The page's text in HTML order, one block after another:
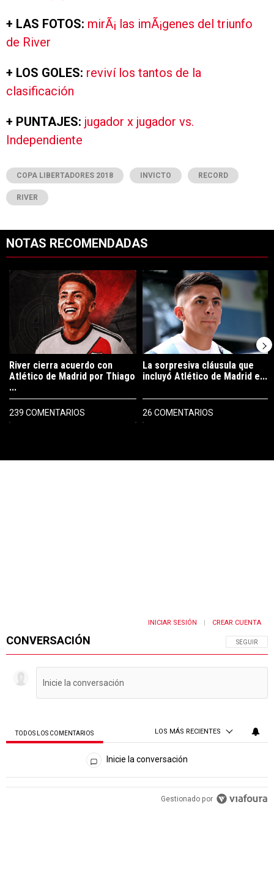
+ LAS FOTOS: mirÃ¡ las imÃ¡genes del triunfo
de River
+ LOS GOLES: reviví los tantos de la
clasificación
+ PUNTAJES: jugador x jugador vs.
Independiente
COPA LIBERTADORES 2018 INVICTO RECORD
RIVER
NOTAS RECOMENDADAS
Un artículo de tendencia con el título "River cierra acuerdo con
River cierra acuerdo con
Atlético de Madrid por Thiago
...
239 COMENTARIOS
Un artículo de tendencia con el
La sorpresiva cláusula que
incluyó Atlético de Madrid e...
26 COMENTARIOS
CONVERSACIÓN SIGA ESTA
SEGUIR
INICIAR SESIÓN CREAR CUENTA
TODOS LOS COMENTARIOS LOS MÁS RECIENTES
Todos los comentarios
Inicie la conversación